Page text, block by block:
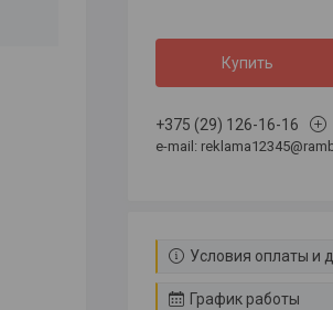
Купить
+375 (29) 126-16-16
e-mail:
Условия оплаты и
График работы